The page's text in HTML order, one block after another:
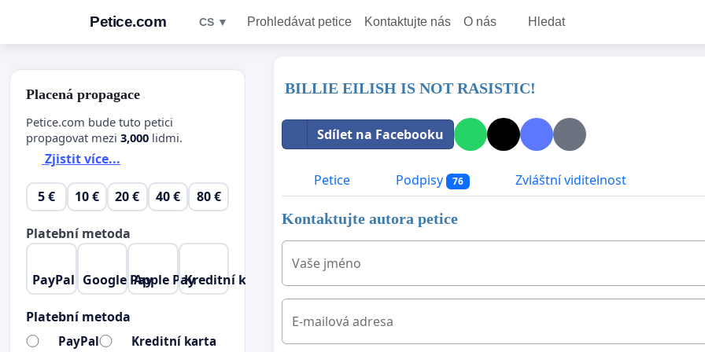
Petice.com CS ▼ Prohledávat petice Kontaktujte nás O nás Hledat
BILLIE EILISH IS NOT RASISTIC!
Sdílet na Facebooku
Petice Podpisy 76 Zvláštní viditelnost
Kontaktujte autora petice
Vaše jméno
E-mailová adresa
Placená propagace
Petice.com bude tuto petici
propagovat mezi 3,000 lidmi.
Zjistit více...
5 € 10 € 20 € 40 € 80 €
Platební metoda
PayPal Google PayApple PayKreditní karta
Platební metoda
PayPal Kreditní karta